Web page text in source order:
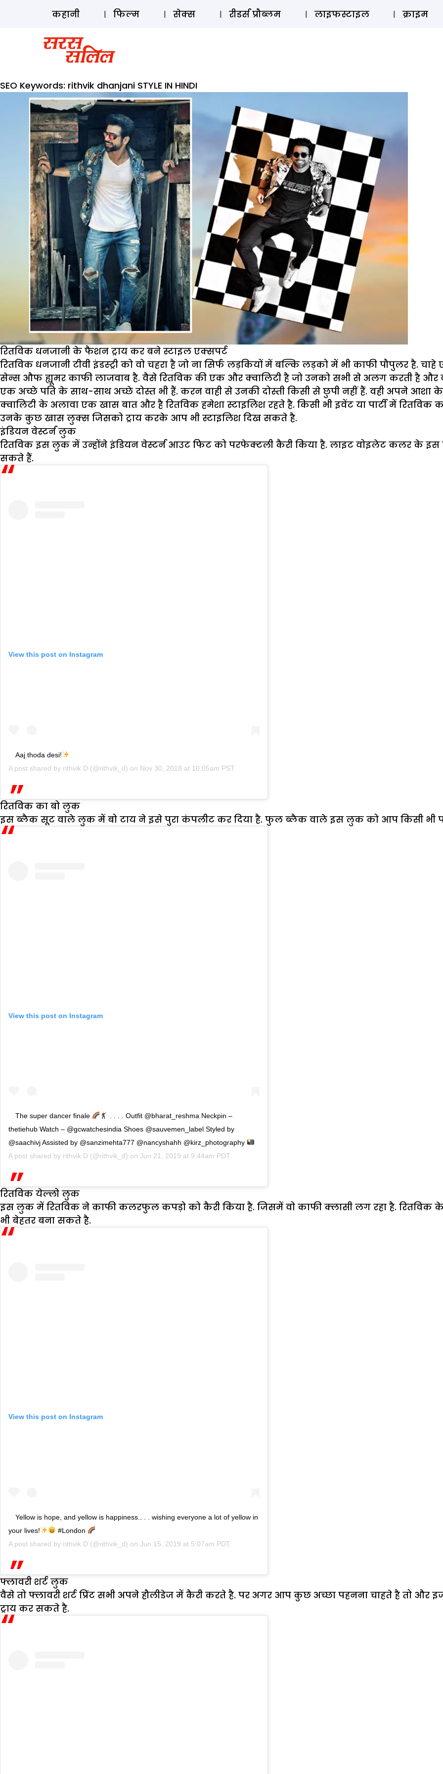
ऑडियो
कहानी फिल्म सेक्स रीडर्स प्रौब्लम लाइफस्टाइल क्राइम
SEO Keywords: rithvik dhanjani STYLE IN HINDI
रितविक धनजानी के फैशन ट्राय कर बने स्टाइल एक्सपर्ट
रितविक धनजानी टीवी इंडस्ट्री को वो चहरा है जो ना सिर्फ लड़कियों में बल्कि लड़को में भी काफी पौपुलर है.
सेन्स औफ ह्यूमर काफी लाजवाब है. वैसे रितविक की एक और क्वालिटी है जो उनको सभी से अलग करती है और वो
एक अच्छे पति के साथ-साथ अच्छे दोस्त भी हैं. करन वाही से उनकी दोस्ती किसी से छुपी नहीं हैं. वही अपने आशा
क्वालिटी के अलावा एक खास बात और है रितविक हमेशा स्टाइलिश रहते है. किसी भी इवेंट या पार्टी में
उनके कुछ खास लुक्स जिसको ट्राय करके आप भी स्टाइलिश दिख सकते है.
इंडियन वेस्टर्न लुक
रितविक इस लुक में उन्होंने इंडियन वेस्टर्न आउट फिट को परफेक्टली कैरी किया है. लाइट वोइलेट कलर के इस
सकते हैं.
View this post on Instagram
Aaj thoda desi!
A post shared by rithvik D (@rithvik_d) on Nov 30, 2018 at 10:05am PST
रितविक का बो लुक
इस ब्लैक सूट वाले लुक में बो टाय ने इसे पुरा कंपलीट कर दिया है. फुल ब्लैक वाले इस लुक को आप किसी भी
View this post on Instagram
The super dancer finale
. . . . Outfit @bharat_reshma Neckpin –
thetiehub Watch – @gcwatchesindia Shoes @sauvemen_label Styled by
@saachivj Assisted by @sanzimehta777 @nancyshahh @kirz_photography
A post shared by rithvik D (@rithvik_d) on Jun 21, 2019 at 9:44am PDT
रितविक येल्लो लुक
इस लुक में रितविक ने काफी कलरफुल कपड़ो को कैरी किया है. जिसमें वो काफी क्लासी लग रहा है.
भी बेहतर बना सकते है.
View this post on Instagram
Yellow is hope, and yellow is happiness.. . . wishing everyone a lot of yellow in
your lives!
#London
A post shared by rithvik D (@rithvik_d) on Jun 15, 2019 at 5:07am PDT
फ्लावरी शर्ट लुक
वैसे तो फ्लावरी शर्ट प्रिंट सभी अपने हौलीडेज में कैरी करते है. पर अगर आप कुछ अच्छा पहनना चाहते है तो और
ट्राय कर सकते है.